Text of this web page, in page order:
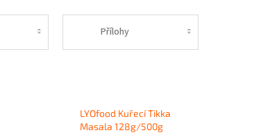
Přílohy
LYOfood Kuřecí Tikka
Masala 128g/500g